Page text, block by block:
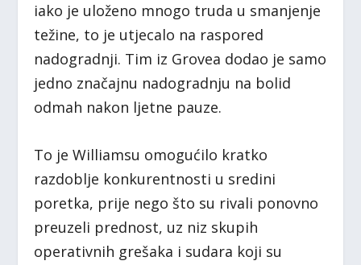
iako je uloženo mnogo truda u smanjenje
težine, to je utjecalo na raspored
nadogradnji. Tim iz Grovea dodao je samo
jedno značajnu nadogradnju na bolid
odmah nakon ljetne pauze.
To je Williamsu omogućilo kratko
razdoblje konkurentnosti u sredini
poretka, prije nego što su rivali ponovno
preuzeli prednost, uz niz skupih
operativnih grešaka i sudara koji su